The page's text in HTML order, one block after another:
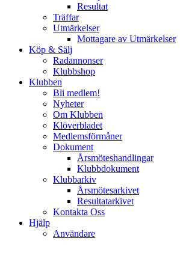
Resultat
Träffar
Utmärkelser
Mottagare av Utmärkelser
Köp & Sälj
Radannonser
Klubbshop
Klubben
Bli medlem!
Nyheter
Om Klubben
Klöverbladet
Medlemsförmåner
Dokument
Årsmöteshandlingar
Klubbdokument
Klubbarkiv
Årsmötesarkivet
Resultatarkivet
Kontakta Oss
Hjälp
Användare